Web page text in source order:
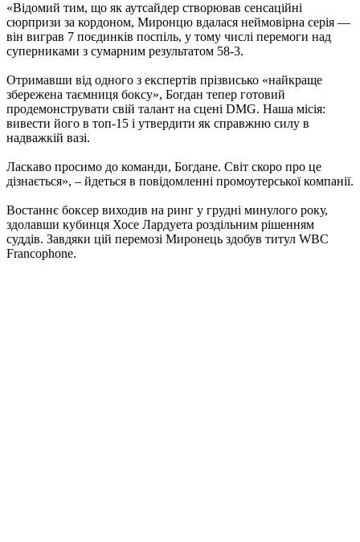
«Відомий тим, що як аутсайдер створював сенсаційні
сюрпризи за кордоном, Миронцю вдалася неймовірна серія —
він виграв 7 поєдинків поспіль, у тому числі перемоги над
суперниками з сумарним результатом 58-3.
Отримавши від одного з експертів прізвисько «найкраще
збережена таємниця боксу», Богдан тепер готовий
продемонструвати свій талант на сцені DMG. Наша місія:
вивести його в топ-15 і утвердити як справжню силу в
надважкій вазі.
Ласкаво просимо до команди, Богдане. Світ скоро про це
дізнається», – йдеться в повідомленні промоутерської компанії.
Востаннє боксер виходив на ринг у грудні минулого року,
здолавши кубинця Хосе Лардуета роздільним рішенням
суддів. Завдяки цій перемозі Миронець здобув титул WBC
Francophone.